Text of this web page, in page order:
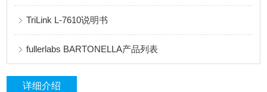
TriLink L-7610说明书
fullerlabs BARTONELLA产品列表
详细介绍